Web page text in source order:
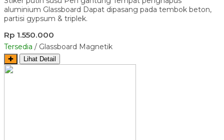
aluminium Glassboard Dapat dipasang pada tembok beton,
partisi gypsum & triplek.
Rp 1.550.000
Tersedia / Glassboard Magnetik
✚ Lihat Detail